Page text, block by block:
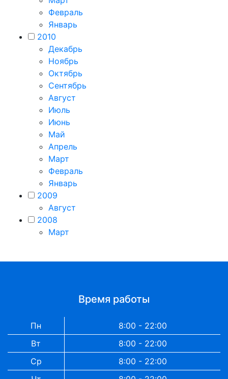
Февраль
Январь
2010
Декабрь
Ноябрь
Октябрь
Сентябрь
Август
Июль
Июнь
Май
Апрель
Март
Февраль
Январь
2009
Август
2008
Март
Время работы
Пн
8:00 - 22:00
Вт
8:00 - 22:00
Ср
8:00 - 22:00